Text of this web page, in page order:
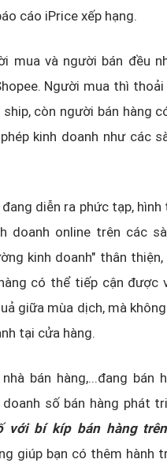
cáo iPrice xếp hạng.
mua và người bán đều
Người mua thì
còn người bán hàng
kinh doanh như các
diễn ra phức tạp, hình
doanh online trên các
kinh doanh" thân thiện,
có thể tiếp cận được
giữa mùa dịch, mà
tại cửa hàng.
bán hàng,...đang bán
số bán hàng phát
với bí kíp bán hàng
giúp bạn có thêm hành